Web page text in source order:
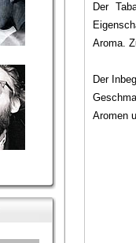
Der
Aroma.
Der
Aromen